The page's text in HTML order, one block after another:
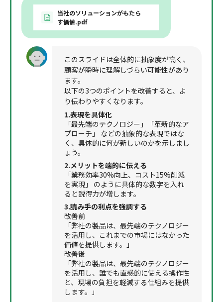
当社のソリューションがもたら
す価値.pdf
このスライドは全体的に抽象度が高く、
顧客が瞬時に理解しづらい可能性があり
ます。
以下の3つのポイントを改善すると、よ
り伝わりやすくなります。
1.表現を具体化
「最先端のテクノロジー」「革新的なア
プローチ」 などの抽象的な表現ではな
く、具体的に何が新しいのかを示しまし
ょう。
2.メリットを端的に伝える
「業務効率30%向上、コスト15%削減
を実現」 のように具体的な数字を入れ
ると説得力が増します。
3.読み手の利点を強調する
改善前
「弊社の製品は、最先端のテクノロジー
を活用し、これまでの市場にはなかった
価値を提供します。」
改善後
「弊社の製品は、最先端のテクノロジー
を活用し、誰でも直感的に使える操作性
と、現場の負担を軽減する仕組みを提供
します。」